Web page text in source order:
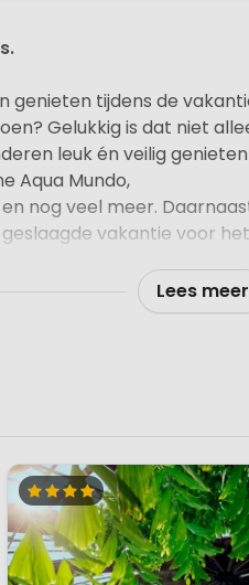
genieten tijdens de
Gelukkig is dat niet
leuk én veilig
Aqua Mundo,
nog veel meer.
vakantie voor
om een vakantie lang
en nabijgelegen
Center Parcs is het
en kun je deelnemen aan
de prachtige natuur en
Lees meer